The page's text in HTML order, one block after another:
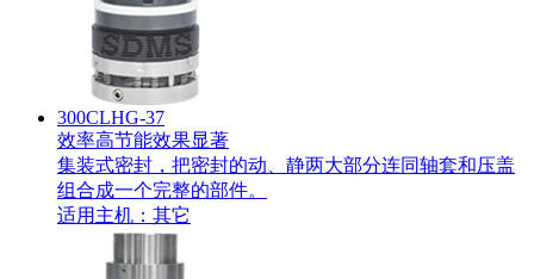
300CLHG-37
效率高节能效果显著
集装式密封，把密封的动、静两大部分连同轴套和压盖
组合成一个完整的部件。
适用主机： 其它